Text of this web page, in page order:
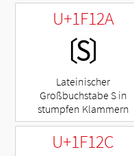
U+1F12A
🄪
Lateinischer
Großbuchstabe S in
stumpfen Klammern
U+1F12C